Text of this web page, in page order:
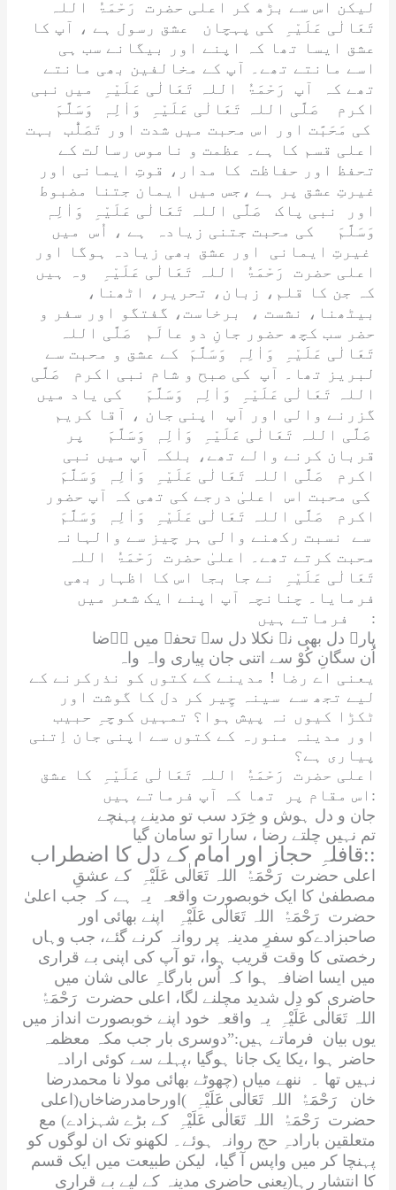
k n
sl
at
e
لیکن اس سے بڑھ کر اعلی حضرت
رَحْمَۃُ اللہ
تَعَالٰی عَلَیْہِ
کی پہچان عشق رسول ہے ، آپ کا
عشق ایسا تھا کہ اپنے اور بیگانے سب ہی
اسے مانتے تھے۔ آپ کے مخالفین بھی مانتے
تھے کہ آپ رَحْمَۃُ اللہ تَعَالٰی عَلَیْہِ
میں نبی
اکرم صَلَّی اللہ تَعَالٰی عَلَیْہِ وَاٰلِہٖ وَسَلَّمَ
کی مَحَبَّت اور اس محبت میں شدت اور
تَصَلُّب بہت
اعلی قسم کا ہے۔ عظمت و ناموس رسالت کے
تحفظ اور حفاظت کا مدار، قوتِ ایمانی اور
غیرتِ عشق پر ہے ،جس میں ایمان جتنا مضبوط
اور نبی پاک صَلَّی اللہ تَعَالٰی عَلَیْہِ وَاٰلِہٖ
وَسَلَّمَ
کی محبت جتنی زیادہ ہے ، اُس میں
غیرتِ ایمانی اور عشق بھی زیادہ ہوگا اور
اعلی حضرت رَحْمَۃُ اللہ تَعَالٰی عَلَیْہِ
وہ ہیں
کہ جن کا قلم، زبان، تحریر، اٹھنا،
بیٹھنا، نشست ، برخاست، گفتگو اور سفر و
حضر سب کچھ حضور جانِ دو عالَم صَلَّی اللہ
تَعَالٰی عَلَیْہِ وَاٰلِہٖ وَسَلَّمَ کے عشق و محبت سے
لبریز تھا۔ آپ کی صبح و شام نبی اکرم صَلَّی
اللہ تَعَالٰی عَلَیْہِ وَاٰلِہٖ وَسَلَّمَ
کی یاد میں
گزرنے والی اور آپ اپنی جان ، آقا کریم
صَلَّی اللہ تَعَالٰی عَلَیْہِ وَاٰلِہٖ وَسَلَّمَ
پر
قربان کرنے والے تھے، بلکہ آپ میں نبی
اکرم صَلَّی اللہ تَعَالٰی عَلَیْہِ وَاٰلِہٖ وَسَلَّمَ
کی محبت اس اعلیٰ درجے کی تھی کہ آپ حضور
اکرم صَلَّی اللہ تَعَالٰی عَلَیْہِ وَاٰلِہٖ وَسَلَّمَ
سے نسبت رکھنے والی ہر چیز سے والہانہ
محبت کرتے تھے۔ اعلیٰ حضرت رَحْمَۃُ اللہ
تَعَالٰی عَلَیْہِ
نے جا بجا اس کا اظہار بھی
فرمایا۔ چنانچہ آپ اپنے ایک شعر میں
فرماتے ہیں :
پارۂ دل بھی نہ نکلا دل سے تحفے میں رؔضا
اُن سگانِ کُوْ سے اتنی جان پیاری واہ واہ
لیے تجھ سے سینہ چِیر کر دل کا گوشت اور
ٹکڑا کیوں نہ پیش ہوا؟ تمہیں کوچہِ حبیب
اور مدینہ منورہ کے کتوں سے اپنی جان اِتنی
پیاری ہے؟
اعلی حضرت
رَحْمَۃُ اللہ تَعَالٰی عَلَیْہِ
کا عشق
اس مقام پر تھا کہ آپ فرماتے ہیں:
جان و دل ہوش و خِرَد سب تو مدینے پہنچے
تم نہیں چلتے رضا ، سارا تو سامان گیا
قافلہِ حجاز اور امام کے دل کا اضطراب::
اعلی حضرترَحْمَۃُ اللہ تَعَالٰی عَلَیْہِ
کے عشقِ
مصطفیٰ کا ایک خوبصورت واقعہ یہ ہے کہ جب اعلیٰ
حضرت رَحْمَۃُ اللہ تَعَالٰی عَلَیْہِ اپنے بھائی اور
صاحبزادےکو سفرِ مدینہ پر روانہ کرنے گئے، جب وہاں
رخصتی کا وقت قریب ہوا، تو آپ کی اپنی بے قراری
میں ایسا اضافہ ہوا کہ اُس بارگاہِ عالی شان میں
حاضری کو دِل شدید مچلنے لگا، اعلی حضرترَحْمَۃُ
اللہ تَعَالٰی عَلَیْہِ
یہ واقعہ خود اپنے خوبصورت انداز میں
یوں بیان فرماتے ہیں:”دوسری بار جب مکہ معظمہ
حاضر ہوا ،یکا یک جانا ہوگیا ،پہلے سے کوئی ارادہ
نہیں تھا ۔ ننھے میاں (چھوٹے بھائی مولا نا محمدرضا
خانرَحْمَۃُ اللہ تَعَالٰی عَلَیْہِ
)اورحامدرضاخاں(اعلی
حضرترَحْمَۃُ اللہ تَعَالٰی عَلَیْہِ
کے بڑے شہزادے) مع
متعلقین بارادہِ حج روانہ ہوئے۔ لکھنو تک ان لوگوں کو
پہنچا کر میں واپس آ گیا، لیکن طبیعت میں ایک قسم
کا انتشار رہا(یعنی حاضری مدینہ کے لیے بے قراری